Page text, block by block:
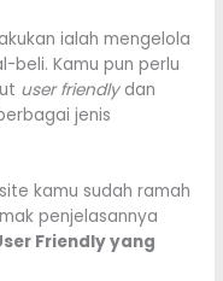
ialah mengelola
beli. Kamu pun perlu
user friendlydan
jenis
kamu sudah ramah
penjelasannya
Friendly yang